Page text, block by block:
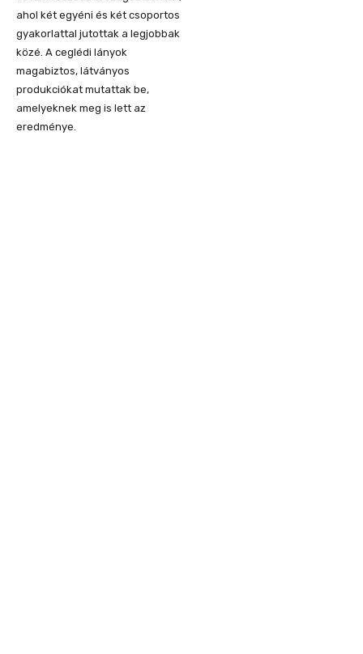
ahol két egyéni és két csoportos
gyakorlattal jutottak a legjobbak
közé. A ceglédi lányok
magabiztos, látványos
produkciókat mutattak be,
amelyeknek meg is lett az
eredménye.